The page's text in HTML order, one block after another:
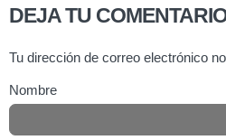
DEJA TU
Tu dirección de correo electrónico
Nombre